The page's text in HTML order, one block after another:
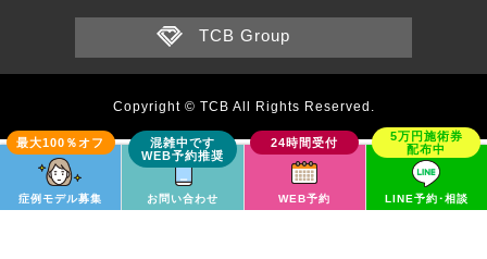
TCB Group
症例モデル募集 お問い合わせ WEB予約 LINE予約･相談
Copyright © TCB All Rights Reserved.